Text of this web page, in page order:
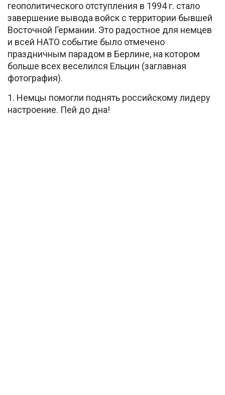
геополитического отступления в 1994 г. стало
завершение вывода войск с территории бывшей
Восточной Германии. Это радостное для немцев
и всей НАТО событие было отмечено
праздничным парадом в Берлине, на котором
больше всех веселился Ельцин (заглавная
фотография).
1. Немцы помогли поднять российскому лидеру
настроение. Пей до дна!